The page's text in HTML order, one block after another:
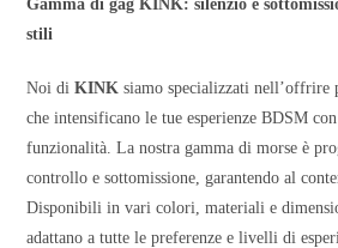
Gamma di gag KINK: silenzio e
stili
Noi diKINK siamo specializzati
che intensificano le tue esperienze BDSM
funzionalità. La nostra gamma di morse è
controllo e sottomissione, garantendo al
Disponibili in vari colori, materiali e
adattano a tutte le preferenze e livelli di